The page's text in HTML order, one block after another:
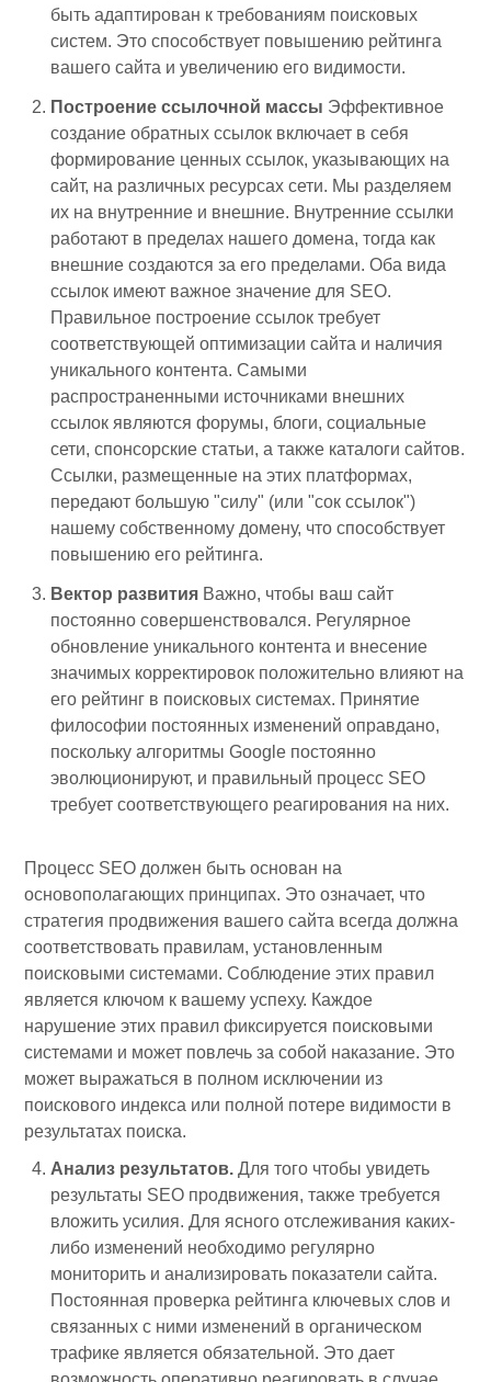
быть адаптирован к требованиям поисковых
систем. Это способствует повышению рейтинга
вашего сайта и увеличению его видимости.
Построение ссылочной массы Эффективное
создание обратных ссылок включает в себя
формирование ценных ссылок, указывающих на
сайт, на различных ресурсах сети. Мы разделяем
их на внутренние и внешние. Внутренние ссылки
работают в пределах нашего домена, тогда как
внешние создаются за его пределами. Оба вида
ссылок имеют важное значение для SEO.
Правильное построение ссылок требует
соответствующей оптимизации сайта и наличия
уникального контента. Самыми
распространенными источниками внешних
ссылок являются форумы, блоги, социальные
сети, спонсорские статьи, а также каталоги сайтов.
Ссылки, размещенные на этих платформах,
передают большую "силу" (или "сок ссылок")
нашему собственному домену, что способствует
повышению его рейтинга.
Вектор развития Важно, чтобы ваш сайт
постоянно совершенствовался. Регулярное
обновление уникального контента и внесение
значимых корректировок положительно влияют на
его рейтинг в поисковых системах. Принятие
философии постоянных изменений оправдано,
поскольку алгоритмы Google постоянно
эволюционируют, и правильный процесс SEO
требует соответствующего реагирования на них.
Процесс SEO должен быть основан на
основополагающих принципах. Это означает, что
стратегия продвижения вашего сайта всегда должна
соответствовать правилам, установленным
поисковыми системами. Соблюдение этих правил
является ключом к вашему успеху. Каждое
нарушение этих правил фиксируется поисковыми
системами и может повлечь за собой наказание. Это
может выражаться в полном исключении из
поискового индекса или полной потере видимости в
результатах поиска.
Анализ результатов. Для того чтобы увидеть
результаты SEO продвижения, также требуется
вложить усилия. Для ясного отслеживания каких-
либо изменений необходимо регулярно
мониторить и анализировать показатели сайта.
Постоянная проверка рейтинга ключевых слов и
связанных с ними изменений в органическом
трафике является обязательной. Это дает